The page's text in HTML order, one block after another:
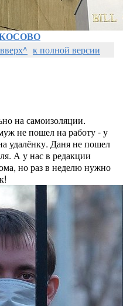
вверх^ к полной версии
на самоизоляции.
не пошел на работу - у
удалёнку. Даня не пошел
А у нас в редакции
но раз в неделю нужно